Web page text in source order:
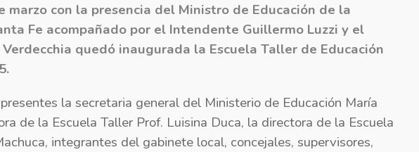
marzo con la presencia del Ministro de Educación de la
Fe acompañado por el Intendente Guillermo Luzzi y el
quedó inaugurada la Escuela Taller de Educación
la secretaria general del Ministerio de Educación María
de la Escuela Taller Prof. Luisina Duca, la directora de la Escuela
integrantes del gabinete local, concejales, supervisores,